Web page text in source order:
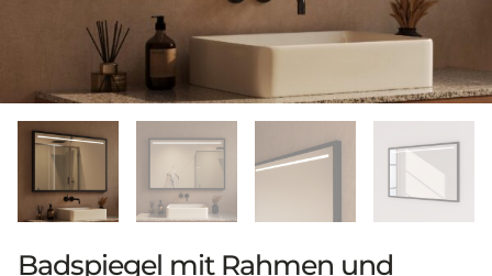
Badspiegel mit Rahmen und